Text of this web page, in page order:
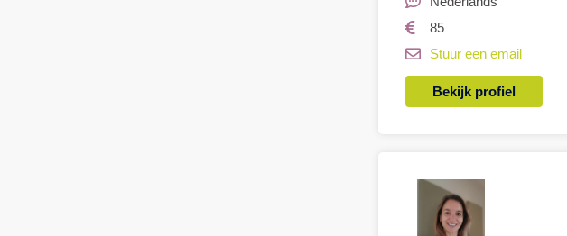
85
Stuur een email
Bekijk profiel